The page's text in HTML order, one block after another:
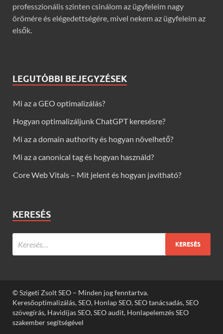
professzionális szinten csinálom az ügyfeleim nagy
örömére és elégedettségére, mivel nekem az ügyfeleim az
elsők.
LEGUTÓBBI BEJEGYZÉSEK
Mi az a GEO optimalizálás?
Hogyan optimalizáljunk ChatGPT keresésre?
Mi az a domain authority és hogyan növelhető?
Mi az a canonical tag és hogyan használd?
Core Web Vitals – Mit jelent és hogyan javítható?
KERESÉS
© Szigeti Zsolt SEO – Minden jog fenntartva.
Keresőoptimalizálás, SEO, Honlap SEO, SEO tanácsadás, SEO
szövegírás, Havidíjas SEO, SEO audit, Honlapelemzés SEO
szakember segítségével